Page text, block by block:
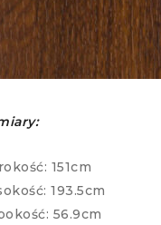
151cm
193.5cm
56.9cm